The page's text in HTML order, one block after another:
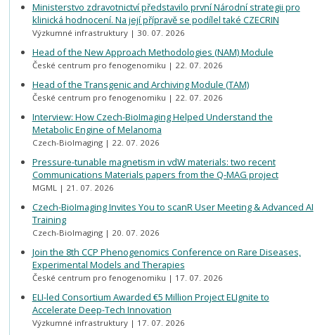
Ministerstvo zdravotnictví představilo první Národní strategii pro
klinická hodnocení. Na její přípravě se podílel také CZECRIN
Výzkumné infrastruktury 30. 07. 2026
Head of the New Approach Methodologies (NAM) Module
České centrum pro fenogenomiku 22. 07. 2026
Head of the Transgenic and Archiving Module (TAM)
České centrum pro fenogenomiku 22. 07. 2026
Interview: How Czech-BioImaging Helped Understand the
Metabolic Engine of Melanoma
Czech-BioImaging 22. 07. 2026
Pressure-tunable magnetism in vdW materials: two recent
Communications Materials papers from the Q-MAG project
MGML 21. 07. 2026
Czech-BioImaging Invites You to scanR User Meeting & Advanced AI
Training
Czech-BioImaging 20. 07. 2026
Join the 8th CCP Phenogenomics Conference on Rare Diseases,
Experimental Models and Therapies
České centrum pro fenogenomiku 17. 07. 2026
ELI-led Consortium Awarded €5 Million Project ELIgnite to
Accelerate Deep-Tech Innovation
Výzkumné infrastruktury 17. 07. 2026